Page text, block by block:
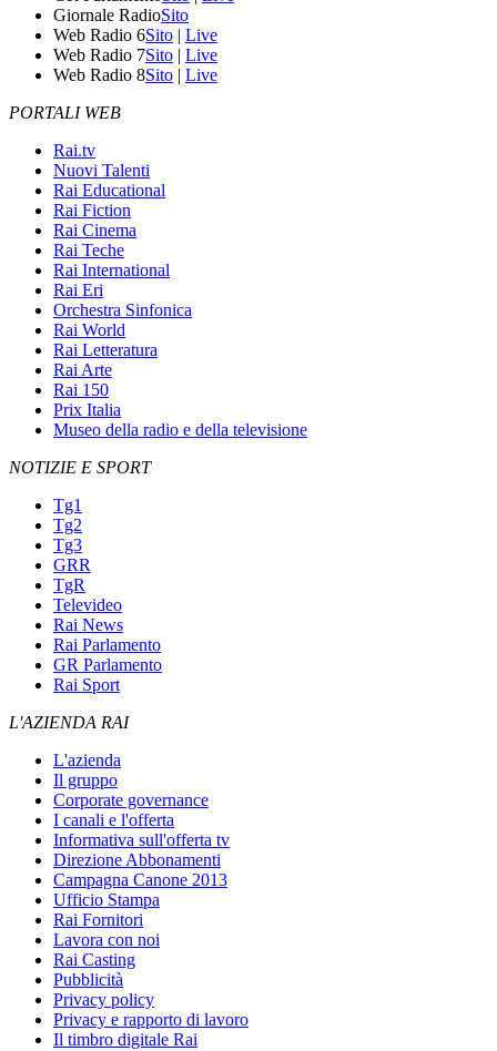
Giornale RadioSito
Web Radio 6Sito | Live
Web Radio 7Sito | Live
Web Radio 8Sito | Live
PORTALI WEB
Rai.tv
Nuovi Talenti
Rai Educational
Rai Fiction
Rai Cinema
Rai Teche
Rai International
Rai Eri
Orchestra Sinfonica
Rai World
Rai Letteratura
Rai Arte
Rai 150
Prix Italia
Museo della radio e della televisione
NOTIZIE E SPORT
Tg1
Tg2
Tg3
GRR
TgR
Televideo
Rai News
Rai Parlamento
GR Parlamento
Rai Sport
L'AZIENDA RAI
L'azienda
Il gruppo
Corporate governance
I canali e l'offerta
Informativa sull'offerta tv
Direzione Abbonamenti
Campagna Canone 2013
Ufficio Stampa
Rai Fornitori
Lavora con noi
Rai Casting
Pubblicità
Privacy policy
Privacy e rapporto di lavoro
Il timbro digitale Rai